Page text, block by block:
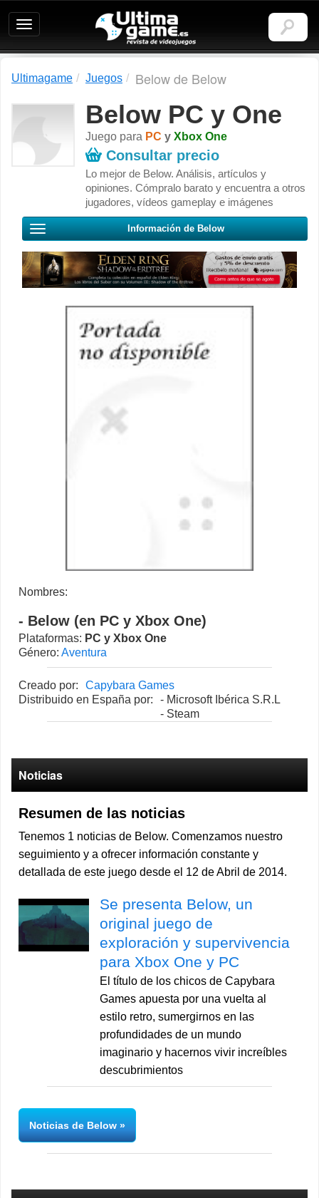
Ultimagame:
Revista
de
Ultimagame Juegos Below de Below
Below PC y One
Juego para PC y Xbox One
Consultar precio
Lo mejor de Below. Análisis, artículos y
opiniones. Cómpralo barato y encuentra a otros
jugadores, vídeos gameplay e imágenes
Información de Below
Nombres:
- Below (en PC y Xbox One)
Plataformas: PC y Xbox One
Género: Aventura
Creado por:
Capybara Games
Distribuido en España por:
- Microsoft Ibérica S.R.L
- Steam
Noticias
Resumen de las noticias
Tenemos 1 noticias de Below. Comenzamos nuestro
seguimiento y a ofrecer información constante y
detallada de este juego desde el 12 de Abril de 2014.
Se presenta Below, un
original juego de
exploración y supervivencia
para Xbox One y PC
El título de los chicos de Capybara
Games apuesta por una vuelta al
estilo retro, sumergirnos en las
profundidades de un mundo
imaginario y hacernos vivir increíbles
descubrimientos
Noticias de Below